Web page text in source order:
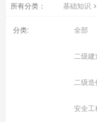
所有分类： 基础知识
分类: 全部
二级建
二级造
安全工